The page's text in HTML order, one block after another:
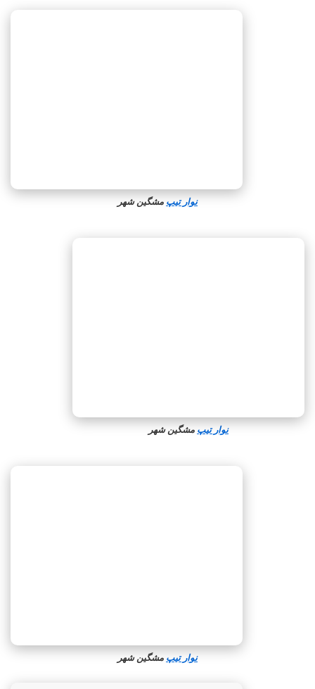
نوار تیپ مشگین‌ شهر
نوار تیپ مشگین‌ شهر
نوار تیپ مشگین‌ شهر